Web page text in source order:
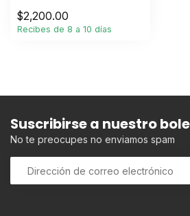
$2,200.00
Recibes de 8 a 10 días
Suscribirse a nuestro
No te preocupes no enviamos spam